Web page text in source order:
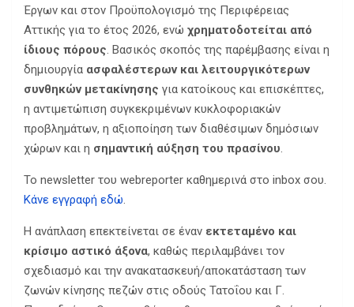
Έργων και στον Προϋπολογισμό της Περιφέρειας
Αττικής για το έτος 2026, ενώ χρηματοδοτείται από
ίδιους πόρους. Βασικός σκοπός της παρέμβασης είναι η
δημιουργία ασφαλέστερων και λειτουργικότερων
συνθηκών μετακίνησης για κατοίκους και επισκέπτες,
η αντιμετώπιση συγκεκριμένων κυκλοφοριακών
προβλημάτων, η αξιοποίηση των διαθέσιμων δημόσιων
χώρων και η σημαντική αύξηση του πρασίνου.
Το newsletter του webreporter καθημερινά στο inbox σου.
Κάνε εγγραφή εδώ.
Η ανάπλαση επεκτείνεται σε έναν εκτεταμένο και
κρίσιμο αστικό άξονα, καθώς περιλαμβάνει τον
σχεδιασμό και την ανακατασκευή/αποκατάσταση των
ζωνών κίνησης πεζών στις οδούς Τατοΐου και Γ.